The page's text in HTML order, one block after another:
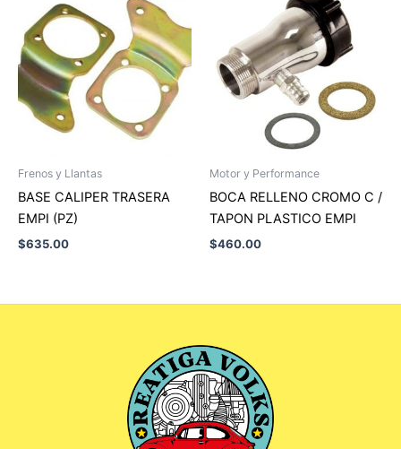
Frenos y Llantas
BASE CALIPER TRASERA
EMPI (PZ)
$635.00
Motor y Performance
BOCA RELLENO CROMO C /
TAPON PLASTICO EMPI
$460.00